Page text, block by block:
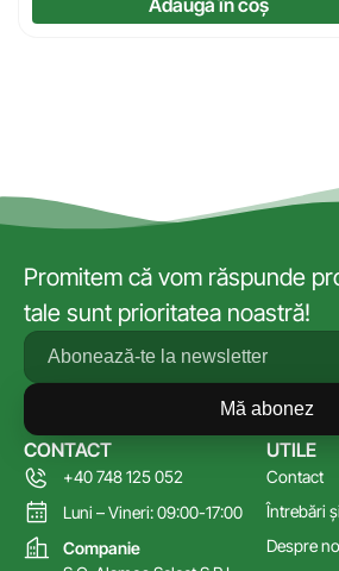
Adaugă în coș
Promitem că vom răspunde
tale sunt prioritatea noastră!
Mă abonez
UTILE
Contact
Întrebări
Despre
CONTACT
+40 748 125 052
Luni – Vineri: 09:00-17:00
Companie